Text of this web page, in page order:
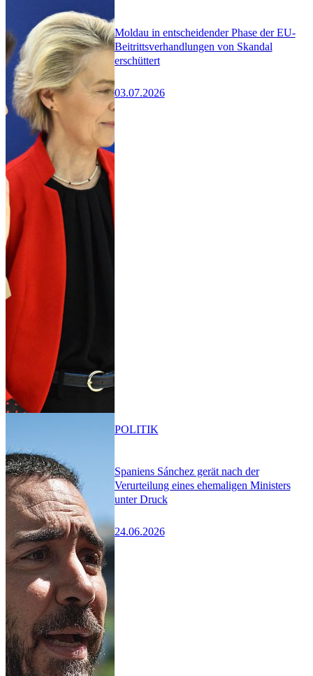
Moldau in entscheidender Phase der EU-
Beitrittsverhandlungen von Skandal
erschüttert
03.07.2026
Spaniens Sánchez gerät nach der
Verurteilung eines ehemaligen Ministers
unter Druck
24.06.2026
POLITIK